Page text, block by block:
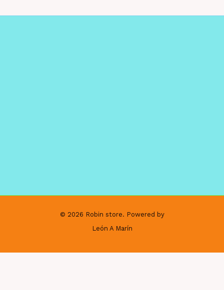
© 2026 Robin store. Powered by
León A Marín